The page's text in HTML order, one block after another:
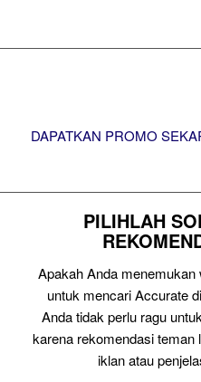
DAPATKAN PROMO
PILIHLAH
Apakah Anda
untuk mencari Accurate
Anda tidak perlu ragu
karena rekomendasi teman
iklan atau